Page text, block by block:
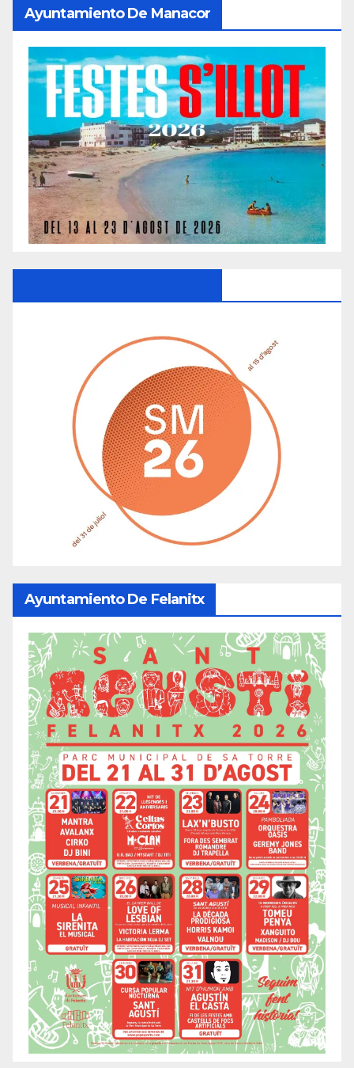
Ayuntamiento De Manacor
Ayuntamiento De Felanitx